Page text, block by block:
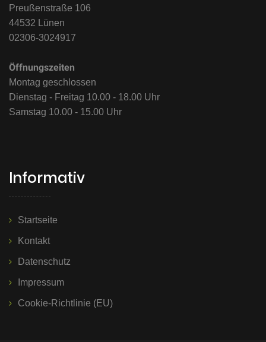
Preußenstraße 106
44532 Lünen
02306-3024917
Öffnungszeiten
Montag geschlossen
Dienstag - Freitag 10.00 - 18.00 Uhr
Samstag 10.00 - 15.00 Uhr
Informativ
Startseite
Kontakt
Datenschutz
Impressum
Cookie-Richtlinie (EU)